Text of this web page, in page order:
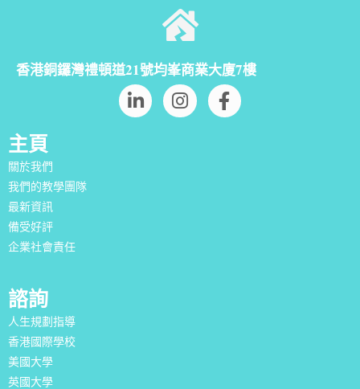
香港銅鑼灣禮頓道21號均峯商業大廈7樓
主頁
關於我們
我們的教學團隊
最新資訊
備受好評
企業社會責任
諮詢
人生規劃指導
香港國際學校
美國大學
英國大學